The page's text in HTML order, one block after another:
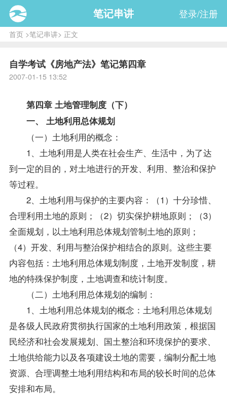
笔记串讲 登录/注册
首页>笔记串讲> 正文
自学考试《房地产法》笔记第四章
2007-01-15 13:52
第四章 土地管理制度（下）
一、 土地利用总体规划
（一）土地利用的概念：
1、土地利用是人类在社会生产、生活中，为了达
到一定的目的，对土地进行的开发、利用、整治和保护
等过程。
2、土地利用与保护的主要内容：（1）十分珍惜、
合理利用土地的原则；（2）切实保护耕地原则；（3）
全面规划，以土地利用总体规划管制土地的原则；
（4）开发、利用与整治保护相结合的原则。这些主要
内容包括：土地利用总体规划制度，土地开发制度，耕
地的特殊保护制度，土地调查和统计制度。
（二）土地利用总体规划的编制：
1、土地利用总体规划的概念：土地利用总体规划
是各级人民政府贯彻执行国家的土地利用政策 ，根据国
民经济和社会发展规划、国土整治和环境保护的要求、
土地供给能力以及各项建设土地的需要，编制分配土地
资源、合理调整土地利用结构和布局的较长时间的总体
安排和布局。